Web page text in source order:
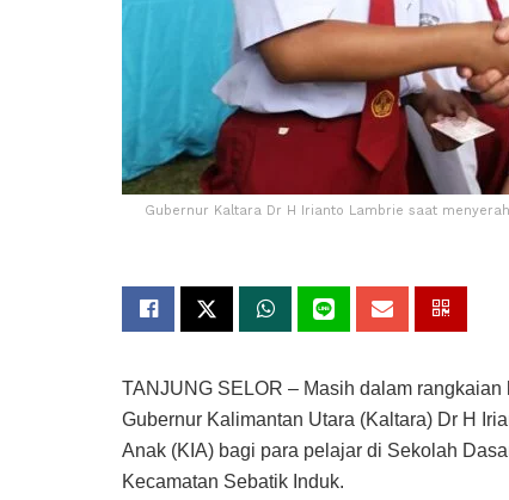
Gubernur Kaltara Dr H Irianto Lambrie saat
TANJUNG SELOR – Masih dalam
Gubernur Kalimantan Utara (Kaltara) Dr H
Anak (KIA) bagi para pelajar di Sekolah
Kecamatan Sebatik Induk.